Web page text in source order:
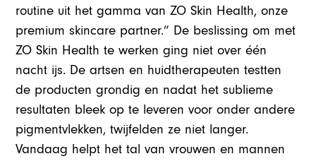
routine uit het gamma van ZO Skin Health, onze
premium skincare partner.” De beslissing om met
ZO Skin Health te werken ging niet over één
nacht ijs. De artsen en huidtherapeuten testten
de producten grondig en nadat het sublieme
resultaten bleek op te leveren voor onder andere
pigmentvlekken, twijfelden ze niet langer.
Vandaag helpt het tal van vrouwen en mannen